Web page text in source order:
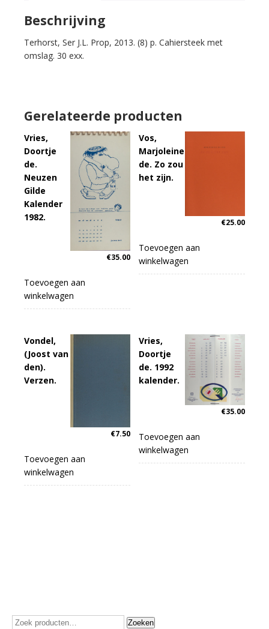
Observant.
Beschrijving
Terhorst, Ser J.L. Prop, 2013. (8) p. Cahiersteek met
omslag. 30 exx.
Gerelateerde producten
Vries,
Doortje
de.
Neuzen
Gilde
Kalender
1982.
€35.00
Toevoegen aan
winkelwagen
Vos,
Marjoleine
de. Zo zou
het zijn.
€25.00
Toevoegen aan
winkelwagen
Vondel,
(Joost van
den).
Verzen.
€7.50
Toevoegen aan
winkelwagen
Vries,
Doortje
de. 1992
kalender.
€35.00
Toevoegen aan
winkelwagen
Zoeken
Zoeken